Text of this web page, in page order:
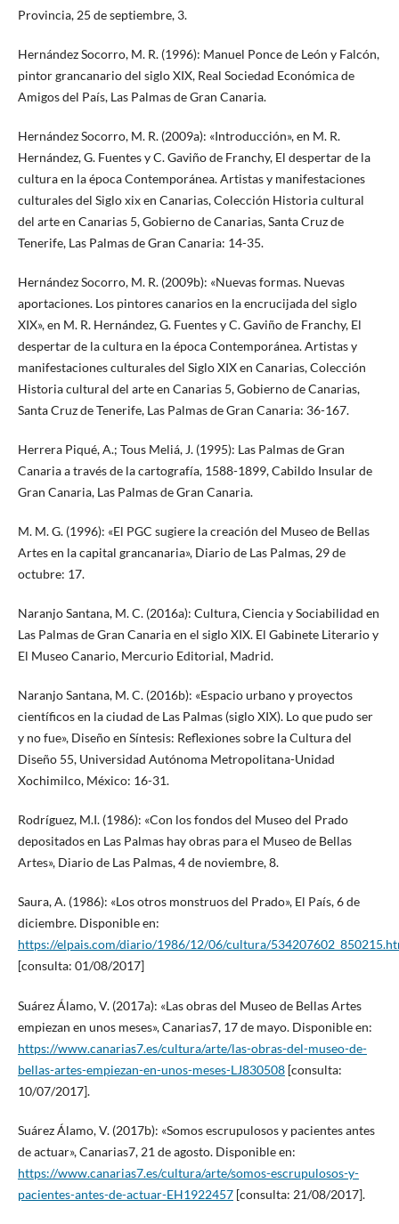
Provincia, 25 de septiembre, 3.
Hernández Socorro, M. R. (1996): Manuel Ponce de León y Falcón,
pintor grancanario del siglo XIX, Real Sociedad Económica de
Amigos del País, Las Palmas de Gran Canaria.
Hernández Socorro, M. R. (2009a): «Introducción», en M. R.
Hernández, G. Fuentes y C. Gaviño de Franchy, El despertar de la
cultura en la época Contemporánea. Artistas y manifestaciones
culturales del Siglo xix en Canarias, Colección Historia cultural
del arte en Canarias 5, Gobierno de Canarias, Santa Cruz de
Tenerife, Las Palmas de Gran Canaria: 14-35.
Hernández Socorro, M. R. (2009b): «Nuevas formas. Nuevas
aportaciones. Los pintores canarios en la encrucijada del siglo
XIX», en M. R. Hernández, G. Fuentes y C. Gaviño de Franchy, El
despertar de la cultura en la época Contemporánea. Artistas y
manifestaciones culturales del Siglo XIX en Canarias, Colección
Historia cultural del arte en Canarias 5, Gobierno de Canarias,
Santa Cruz de Tenerife, Las Palmas de Gran Canaria: 36-167.
Herrera Piqué, A.; Tous Meliá, J. (1995): Las Palmas de Gran
Canaria a través de la cartografía, 1588-1899, Cabildo Insular de
Gran Canaria, Las Palmas de Gran Canaria.
M. M. G. (1996): «El PGC sugiere la creación del Museo de Bellas
Artes en la capital grancanaria», Diario de Las Palmas, 29 de
octubre: 17.
Naranjo Santana, M. C. (2016a): Cultura, Ciencia y Sociabilidad en
Las Palmas de Gran Canaria en el siglo XIX. El Gabinete Literario y
El Museo Canario, Mercurio Editorial, Madrid.
Naranjo Santana, M. C. (2016b): «Espacio urbano y proyectos
científicos en la ciudad de Las Palmas (siglo XIX). Lo que pudo ser
y no fue», Diseño en Síntesis: Reflexiones sobre la Cultura del
Diseño 55, Universidad Autónoma Metropolitana-Unidad
Xochimilco, México: 16-31.
Rodríguez, M.I. (1986): «Con los fondos del Museo del Prado
depositados en Las Palmas hay obras para el Museo de Bellas
Artes», Diario de Las Palmas, 4 de noviembre, 8.
Saura, A. (1986): «Los otros monstruos del Prado», El País, 6 de
diciembre. Disponible en:
https://elpais.com/diario/1986/12/06/cultura/
[consulta: 01/08/2017]
Suárez Álamo, V. (2017a): «Las obras del Museo de Bellas Artes
empiezan en unos meses», Canarias7, 17 de mayo. Disponible en:
https://www.canarias7.es/cultura/arte/las-obras-del-museo-de-
bellas-artes-empiezan-en-unos-meses-LJ830508[consulta:
10/07/2017].
Suárez Álamo, V. (2017b): «Somos escrupulosos y pacientes antes
de actuar», Canarias7, 21 de agosto. Disponible en:
https://www.canarias7.es/cultura/arte/somos-escrupulosos-y-
pacientes-antes-de-actuar-EH1922457[consulta: 21/08/2017].